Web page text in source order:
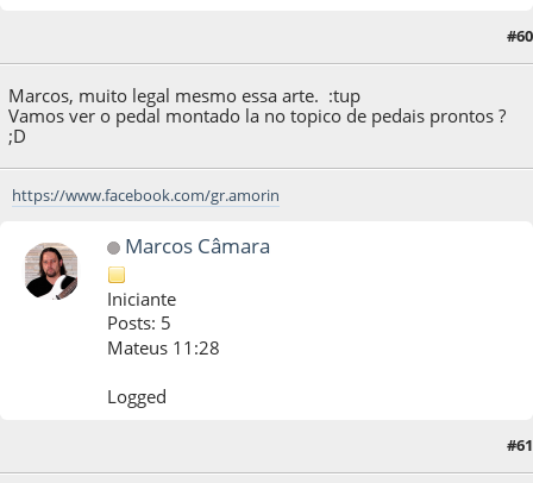
#60
Marcos, muito legal mesmo essa arte. :tup
Vamos ver o pedal montado la no topico de pedais prontos ?
;D
https://www.facebook.com/gr.amorin
Marcos Câmara
Iniciante
Posts: 5
Mateus 11:28
Logged
#61